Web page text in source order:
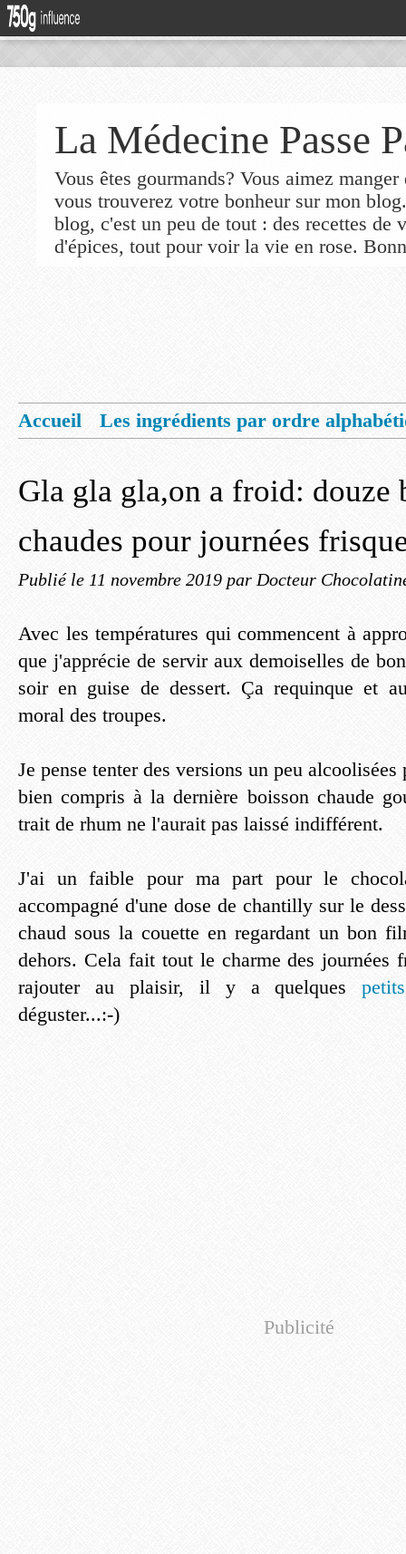
La Médecine Passe
Vous êtes gourmands? Vous aimez
vous trouverez votre bonheur sur mon
blog, c'est un peu de tout : des recettes de
d'épices, tout pour voir la vie en rose.
Accueil
Les ingrédients par ordre
Gla gla gla,on a froid: douze
chaudes pour journées
Publié le 11 novembre 2019 par Docteur
Avec les températures qui commencent à
que j'apprécie de servir aux demoiselles de
soir en guise de dessert. Ça requinque et
moral des troupes.
Je pense tenter des versions un peu
bien compris à la dernière boisson chaude
trait de rhum ne l'aurait pas laissé indifférent.
J'ai un faible pour ma part pour le
accompagné d'une dose de chantilly sur le
chaud sous la couette en regardant un bon
dehors. Cela fait tout le charme des journées
rajouter au plaisir, il y a quelques
déguster...:-)
Publicité